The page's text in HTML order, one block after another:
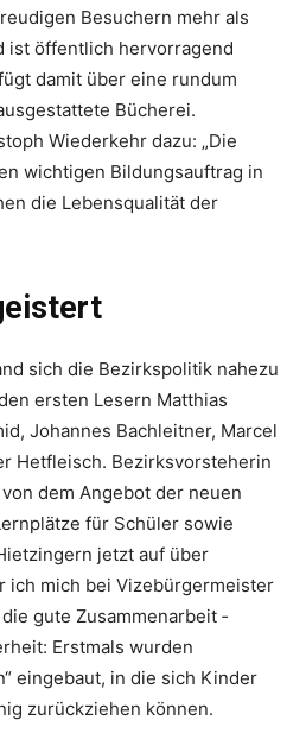
Besuchern mehr als
ist öffentlich hervorragend
damit über eine rundum
Bücherei.
Wiederkehr dazu: „Die
wichtigen Bildungsauftrag in
die Lebensqualität der
sich die Bezirkspolitik nahezu
ersten Lesern Matthias
Johannes Bachleitner, Marcel
Hetfleisch.­ ­Bezirksvorsteherin
dem ­Angebot der neuen
für Schüler sowie
jetzt auf über
ich mich bei Vizebürgermeister
gute Zusammen­arbeit
Erstmals wurden
ein­gebaut, in die sich Kinder
­zurückziehen können.